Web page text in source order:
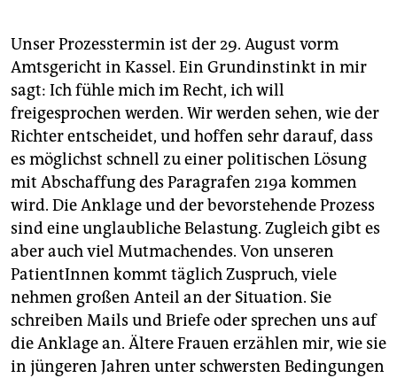
Unser Prozesstermin ist der 29. August vorm
Amtsgericht in Kassel. Ein Grundinstinkt in mir
sagt: Ich fühle mich im Recht, ich will
freigesprochen werden. Wir werden sehen, wie der
Richter entscheidet, und hoffen sehr darauf, dass
es möglichst schnell zu einer politischen Lösung
mit Abschaffung des Paragrafen 219a kommen
wird. Die Anklage und der bevorstehende Prozess
sind eine unglaubliche Belastung. Zugleich gibt es
aber auch viel Mutmachendes. Von unseren
PatientInnen kommt täglich Zuspruch, viele
nehmen großen Anteil an der Situation. Sie
schreiben Mails und Briefe oder sprechen uns auf
die Anklage an. Ältere Frauen erzählen mir, wie sie
in jüngeren Jahren unter schwersten Bedingungen